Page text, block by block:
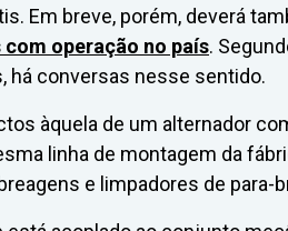
Em breve, porém, deverá
operação no país.
há conversas nesse sentido.
àquela de um alternador
linha de montagem da
e limpadores de para-